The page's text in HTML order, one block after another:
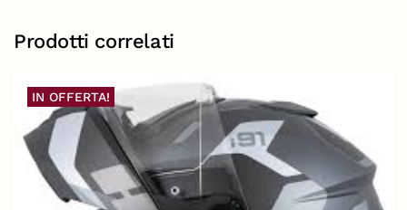
Prodotti correlati
IN OFFERTA!